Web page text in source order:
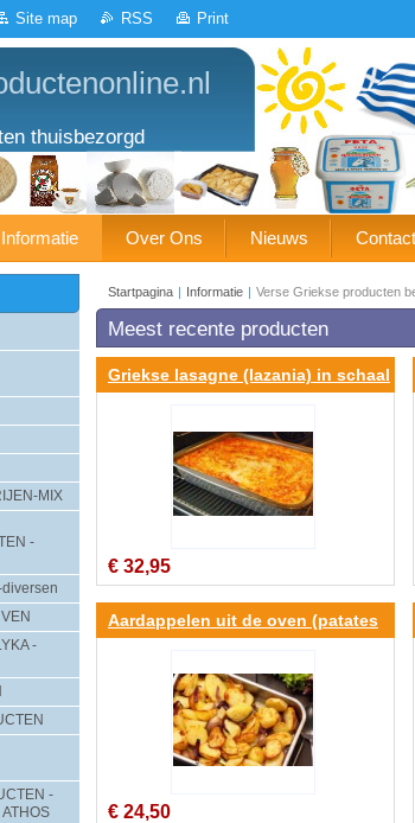
Site map RSS Print
thuisbezorgd
Informatie Over Ons Nieuws
Startpagina | Informatie | Verse Griekse producten
Meest recente producten
Griekse lasagne (lazania) in schaal
€ 32,95
Aardappelen uit de oven (patates
€ 24,50
MIX
-
diversen
-
-